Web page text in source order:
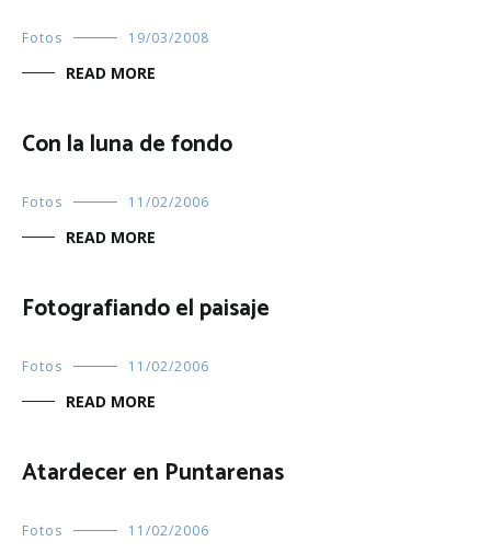
Fotos 19/03/2008
READ MORE
Con la luna de fondo
Fotos 11/02/2006
READ MORE
Fotografiando el paisaje
Fotos 11/02/2006
READ MORE
Atardecer en Puntarenas
Fotos 11/02/2006